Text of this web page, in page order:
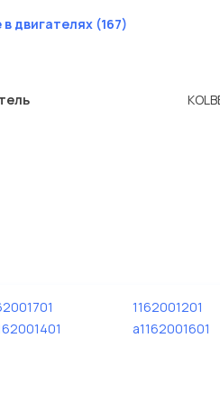
двигателях (167)
1162001201
a1162001601